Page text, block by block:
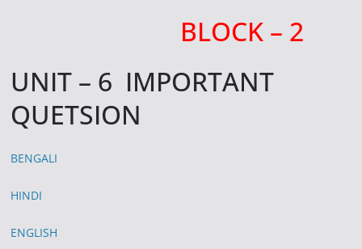
BLOCK – 2
UNIT – 6 IMPORTANT
QUETSION
BENGALI
HINDI
ENGLISH